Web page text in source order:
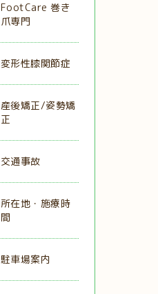
FootCare 巻き
爪専門
変形性膝関節症
産後矯正/姿勢矯
正
交通事故
所在地・施療時
間
駐車場案内